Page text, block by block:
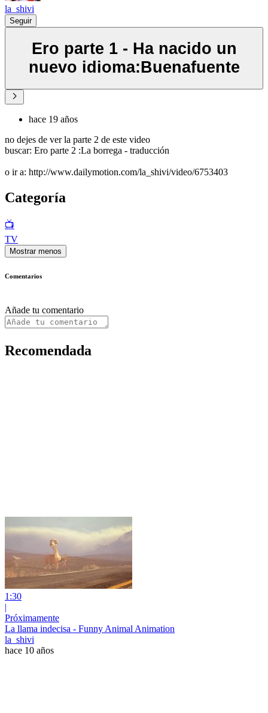
la_shivi
Seguir
Ero parte 1 - Ha nacido un
nuevo idioma:Buenafuente
hace 19 años
no dejes de ver la parte 2 de este video
buscar: Ero parte 2 :La borrega - traducción
o ir a: http://www.dailymotion.com/la_shivi/video/6753403
Categoría
📺
TV
Mostrar menos
Comentarios
Añade tu comentario
Recomendada
1:30
|
Próximamente
La llama indecisa - Funny Animal Animation
la_shivi
hace 10 años